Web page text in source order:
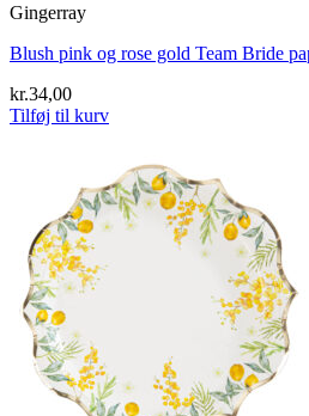
Gingerray
Blush pink og rose gold Team Bride
kr.34,00
Tilføj til kurv